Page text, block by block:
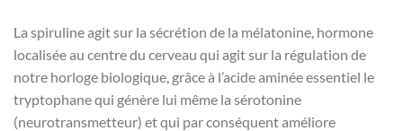
La spiruline agit sur la sécrétion de la mélatonine, hormone
localisée au centre du cerveau qui agit sur la régulation de
notre horloge biologique, grâce à l’acide aminée essentiel le
tryptophane qui génère lui même la sérotonine
(neurotransmetteur) et qui par conséquent améliore